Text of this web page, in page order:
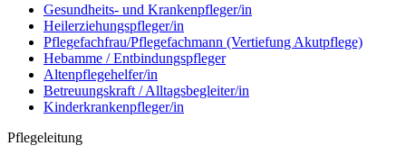
Gesundheits- und Krankenpfleger/in
Heilerziehungspfleger/in
Pflegefachfrau/Pflegefachmann (Vertiefung Akutpflege)
Hebamme / Entbindungspfleger
Altenpflegehelfer/in
Betreuungskraft / Alltagsbegleiter/in
Kinderkrankenpfleger/in
Pflegeleitung